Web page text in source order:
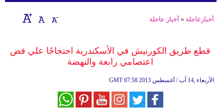
إقتصاد
وموسيقى
أخبارعاجلة » أخبار عاجلة
قطع طريق الكورنيش في الأسكندرية احتجاجًا علي فض
اعتصامي رابعة والنهضة
GMT 07:58 2013 الأربعاء ,14 آب / أغسطس